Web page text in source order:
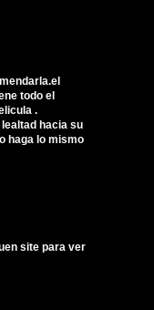
todo el
.
hacia su
haga lo mismo
site para ver